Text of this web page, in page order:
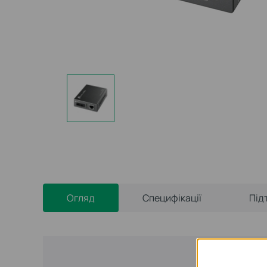
Огляд Специфікації